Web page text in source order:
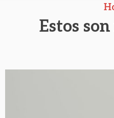
Estos